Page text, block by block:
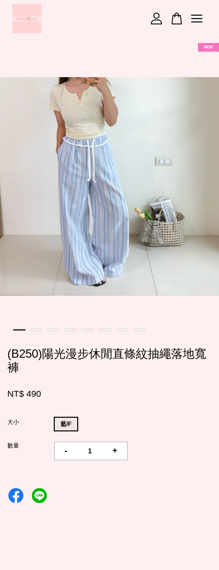
NEW
(B250)陽光漫步休閒直條紋抽繩落地寬
褲
NT$ 490
大小 藍/F
數量
- +
繼續購物